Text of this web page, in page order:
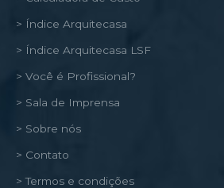
> Índice Arquitecasa
> Índice Arquitecasa LSF
> Você é Profissional?
> Sala de Imprensa
> Sobre nós
> Contato
> Termos e condições